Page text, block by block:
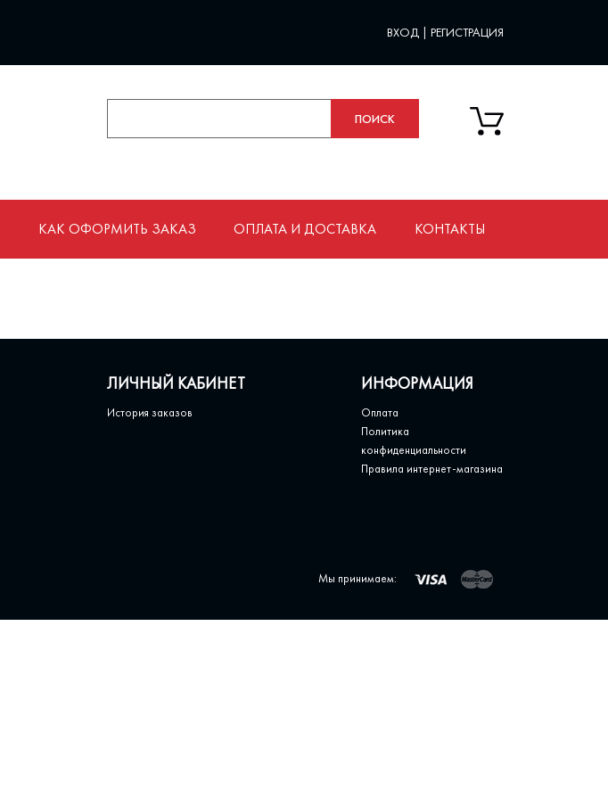
ВХОД | РЕГИСТРАЦИЯ
КАК ОФОРМИТЬ ЗАКАЗ ОПЛАТА И ДОСТАВКА КОНТАКТЫ
ЛИЧНЫЙ КАБИНЕТ
История заказов
ИНФОРМАЦИЯ
Оплата
Политика
конфиденциальности
Правила интернет-магазина
Мы принимаем: